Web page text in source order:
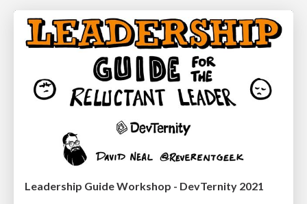
Leadership Guide Workshop - DevTernity 2021